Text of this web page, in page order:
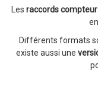
Les raccords
en
Différents formats
existe aussi une